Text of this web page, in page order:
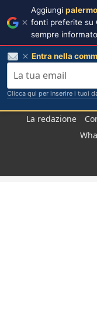
La redazione
Aggiungi
fonti preferite su
sempre informato
Entra nella
Clicca qui per inserire i tuoi